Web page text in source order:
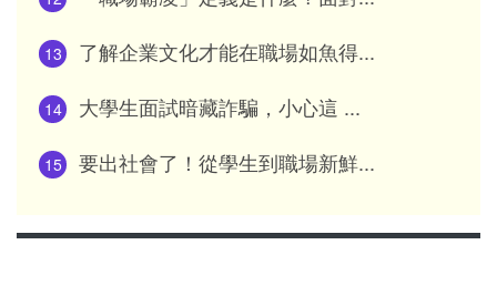
13 了解企業文化才能在職場如魚得...
14 大學生面試暗藏詐騙，小心這 ...
15 要出社會了！從學生到職場新鮮...